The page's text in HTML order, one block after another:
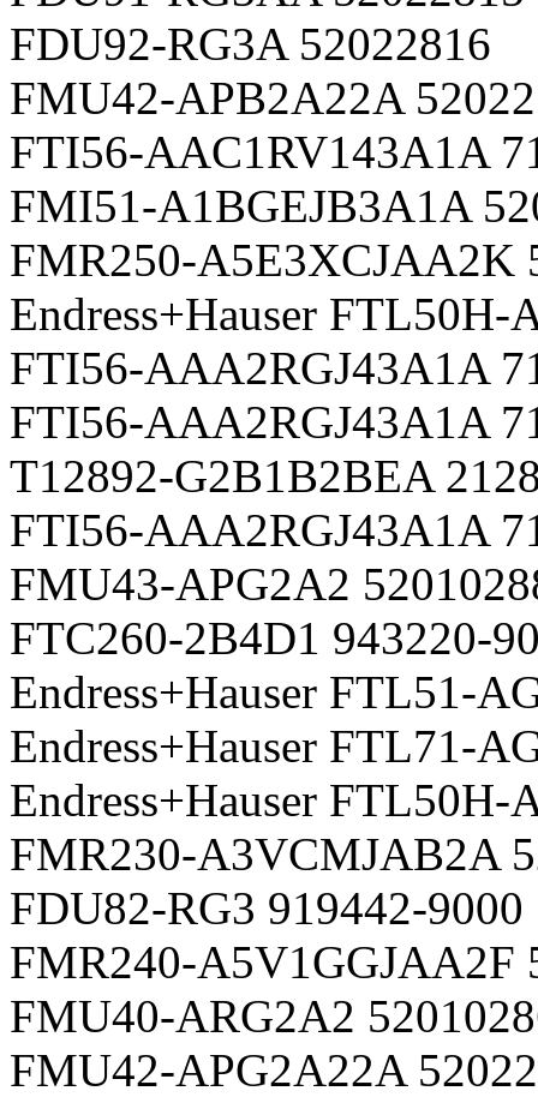
FDU92-RG3A 52022816
FMU42-APB2A22A
FTI56-AAC1RV143A1A
FMI51-A1BGEJB3A1A
FMR250-A5E3XCJAA2K
Endress+Hauser
FTI56-AAA2RGJ43A1A
FTI56-AAA2RGJ43A1A
T12892-G2B1B2BEA
FTI56-AAA2RGJ43A1A
FMU43-APG2A2
FTC260-2B4D1 943220-
Endress+Hauser FTL51-
Endress+Hauser FTL71-
Endress+Hauser
FMR230-A3VCMJAB2A
FDU82-RG3 919442-9000
FMR240-A5V1GGJAA2F
FMU40-ARG2A2
FMU42-APG2A22A